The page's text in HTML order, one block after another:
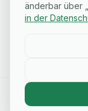
ZAHLUNG SICHER
änderbar über
in der